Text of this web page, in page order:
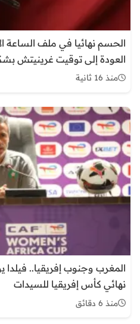
الحسم نهائيا في ملف الساعة
العودة إلى توقيت غرينيتش
منذ 16 ثانية
المغرب وجنوب إفريقيا.. فيلدا
نهائي كأس إفريقيا للسيدات
منذ 6 دقائق